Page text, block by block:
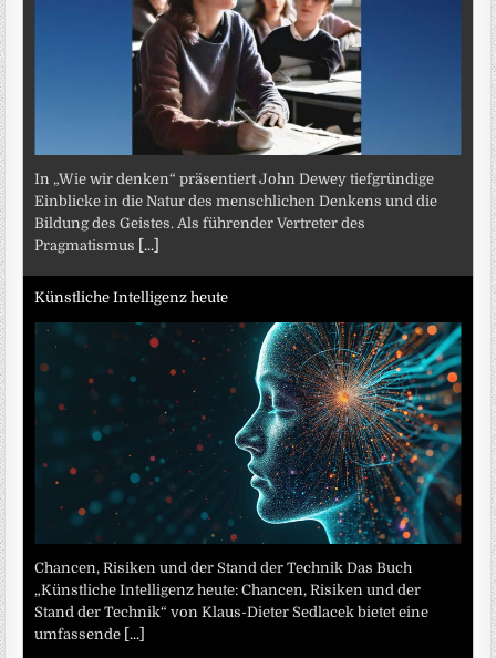
In „Wie wir denken“ präsentiert John Dewey tiefgründige
Einblicke in die Natur des menschlichen Denkens und die
Bildung des Geistes. Als führender Vertreter des
Pragmatismus [...]
Künstliche Intelligenz heute
Chancen, Risiken und der Stand der Technik Das Buch
„Künstliche Intelligenz heute: Chancen, Risiken und der
Stand der Technik“ von Klaus-Dieter Sedlacek bietet eine
umfassende [...]